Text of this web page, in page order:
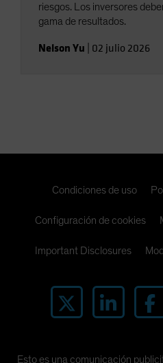
riesgos. Los inversores
gama de resultados.
Nelson Yu 02 julio 2026
Condiciones de uso
Configuración de cookies
Important Disclosures
Esto es una comunicación